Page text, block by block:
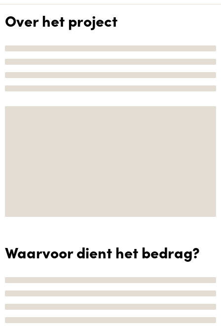
Over het project
Waarvoor dient het bedrag?